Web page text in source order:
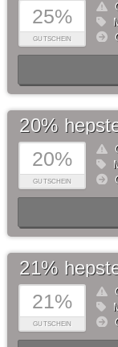
25%
GUTSCHEIN
20%
GUTSCHEIN
20%
21%
GUTSCHEIN
21%